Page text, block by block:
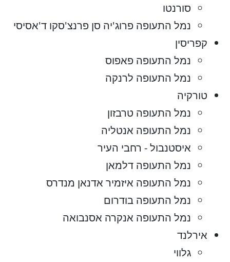
סורנטו
נמל התעופה פרוג'יה סן פרנצ'סקו ד'אסיסי
קפריסין
נמל התעופה פאפוס
נמל התעופה לרנקה
טורקיה
נמל התעופה טרבזון
נמל התעופה אנטליה
איסטנבול - רחבי העיר
נמל התעופה דלמאן
נמל התעופה איזמיר אדנאן מנדרס
נמל התעופה בודרום
נמל התעופה אנקרה אסנבואה
אירלנד
גלווי